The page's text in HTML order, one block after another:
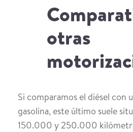
otras
Si comparamos el diésel con
gasolina, este último suele
150.000 y 250.000